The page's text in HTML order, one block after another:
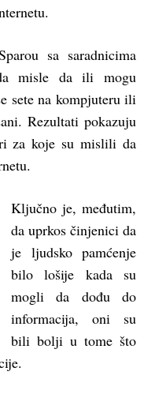
sa saradnicima
misle da ili mogu
sete na kompjuteru ili
Rezultati pokazuju
za koje su mislili da
Ključno je, međutim,
da uprkos činjenici da
je ljudsko pamćenje
bilo lošije kada su
mogli da dođu do
informacija, oni su
bili bolji u tome što